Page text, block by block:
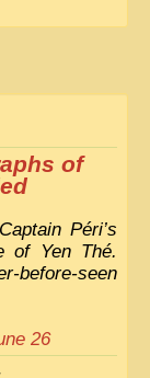
of
Péri’s
of Yen Thé.
before-seen
26